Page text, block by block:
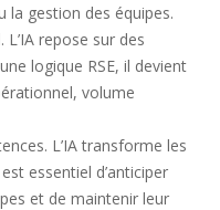
gestion des équipes.
repose sur des
logique RSE, il devient
volume
L’IA transforme les
essentiel d’anticiper
et de maintenir leur